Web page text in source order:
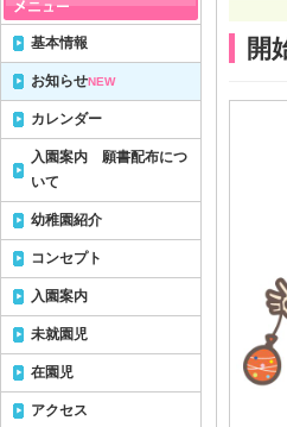
開
基本情報
お知らせNEW
カレンダー
入園案内 願書配布につ
いて
幼稚園紹介
コンセプト
入園案内
未就園児
在園児
アクセス